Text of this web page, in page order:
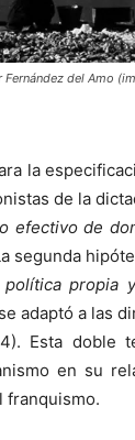
del Amo
la
de la
efectivo de
segunda
política propia
adaptó a las
Esta doble
en su
franquismo.